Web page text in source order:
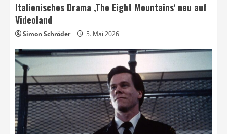
Italienisches Drama ‚The Eight Mountains‘ neu auf
Videoland
Simon Schröder 5. Mai 2026